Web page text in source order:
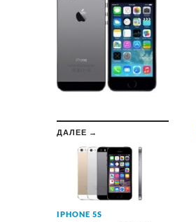
ДАЛЕЕ →
IPHONE 5S